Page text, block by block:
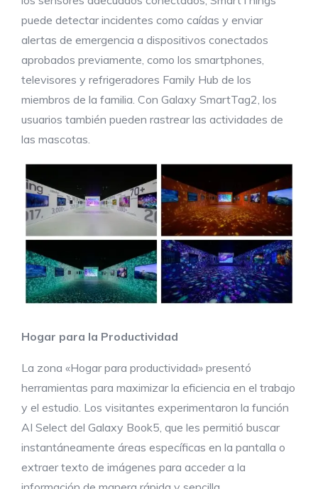
puede detectar incidentes como caídas y enviar
alertas de emergencia a dispositivos conectados
aprobados previamente, como los smartphones,
televisores y refrigeradores Family Hub de los
miembros de la familia. Con Galaxy SmartTag2, los
usuarios también pueden rastrear las actividades de
las mascotas.
Hogar para la Productividad
La zona «Hogar para productividad» presentó
herramientas para maximizar la eficiencia en el trabajo
y el estudio. Los visitantes experimentaron la función
AI Select del Galaxy Book5, que les permitió buscar
instantáneamente áreas específicas en la pantalla o
extraer texto de imágenes para acceder a la